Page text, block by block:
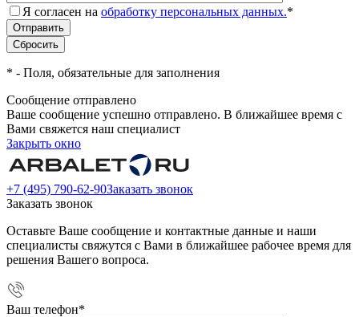
Я согласен на обработку персональных данных.*
* - Поля, обязательные для заполнения
Сообщение отправлено
Ваше сообщение успешно отправлено. В ближайшее время с
Вами свяжется наш специалист
Закрыть окно
+7 (495) 790-62-90Заказать звонок
Заказать звонок
Оставьте Ваше сообщение и контактные данные и наши
специалисты свяжутся с Вами в ближайшее рабочее время для
решения Вашего вопроса.
Ваш телефон*